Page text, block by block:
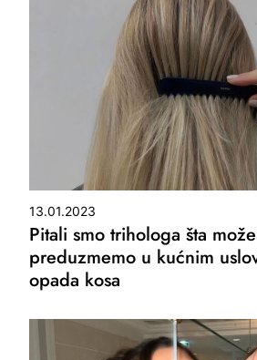
13.01.2023
Pitali smo trihologa šta
preduzmemo u kućnim
opada kosa